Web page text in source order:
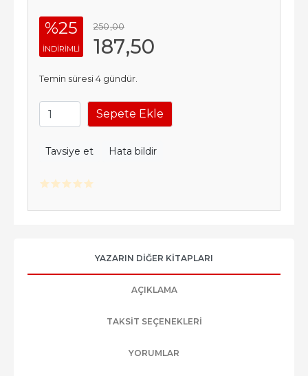
%25
INDIRIMLI
250,00
187,50
Temin süresi 4 gündür.
Sepete Ekle
Tavsiye et Hata bildir
YAZARIN DIĞER KITAPLARI
AÇIKLAMA
TAKSIT SEÇENEKLERI
YORUMLAR